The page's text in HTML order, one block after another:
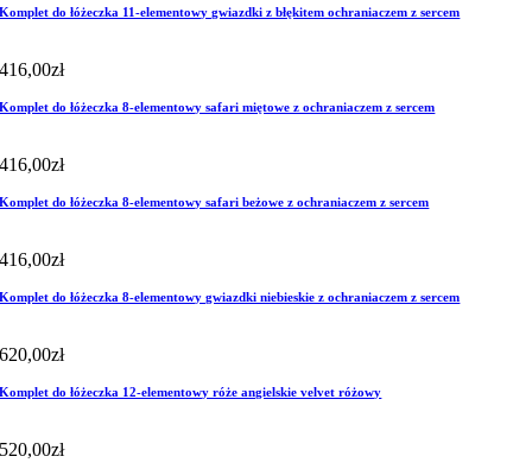
Komplet do łóżeczka 11-elementowy gwiazdki z błękitem ochraniaczem z sercem
416,00zł
Komplet do łóżeczka 8-elementowy safari miętowe z ochraniaczem z sercem
416,00zł
Komplet do łóżeczka 8-elementowy safari beżowe z ochraniaczem z sercem
416,00zł
Komplet do łóżeczka 8-elementowy gwiazdki niebieskie z ochraniaczem z sercem
620,00zł
Komplet do łóżeczka 12-elementowy róże angielskie velvet różowy
520,00zł